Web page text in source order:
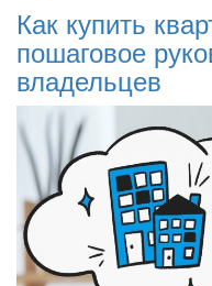
Как купить
пошаговое
владельцев